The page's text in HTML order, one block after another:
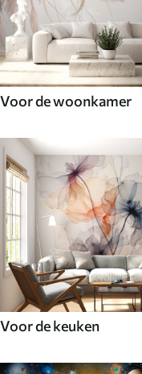
Voor de woonkamer
Voor de keuken